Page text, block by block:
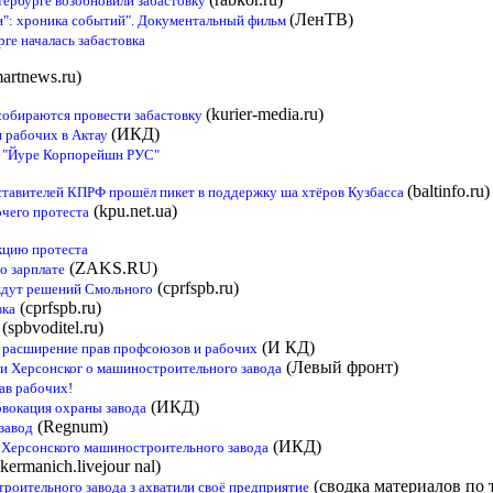
хроника событий". Документальный фильм (ЛенТВ)
началась забастовка
провести забастовку (kurier-media.ru)
рабочих в Актау (ИКД)
"Йуре Корпорейшн РУС"
КПРФ прошёл пикет в поддержку ша хтёров Кузбасса (baltinfo.ru)
протеста (kpu.net.ua)
протеста
зарплате (ZAKS.RU)
решений Смольного (cprfspb.ru)
(cprfspb.ru)
прав профсоюзов и рабочих (И КД)
Херсонског о машиностроительного завода (Левый фронт)
рабочих!
охраны завода (ИКД)
(Regnum)
машиностроительного завода (ИКД)
nal)
завода з ахватили своё предприятие (сводка материалов по